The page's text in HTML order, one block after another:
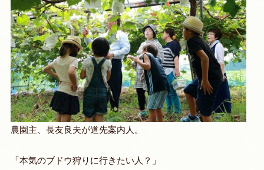
農園主、長友良夫が道先案内人。
「本気のブドウ狩りに行きたい人？」